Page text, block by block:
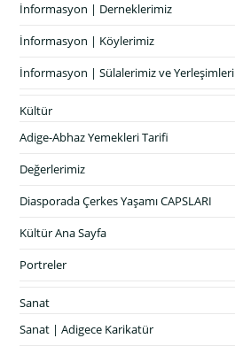
İnformasyon | Derneklerimiz
İnformasyon | Köylerimiz
İnformasyon | Sülalerimiz ve Yerleşimleri
Kültür
Adige-Abhaz Yemekleri Tarifi
Değerlerimiz
Diasporada Çerkes Yaşamı CAPSLARI
Kültür Ana Sayfa
Portreler
Sanat
Sanat | Adigece Karikatür